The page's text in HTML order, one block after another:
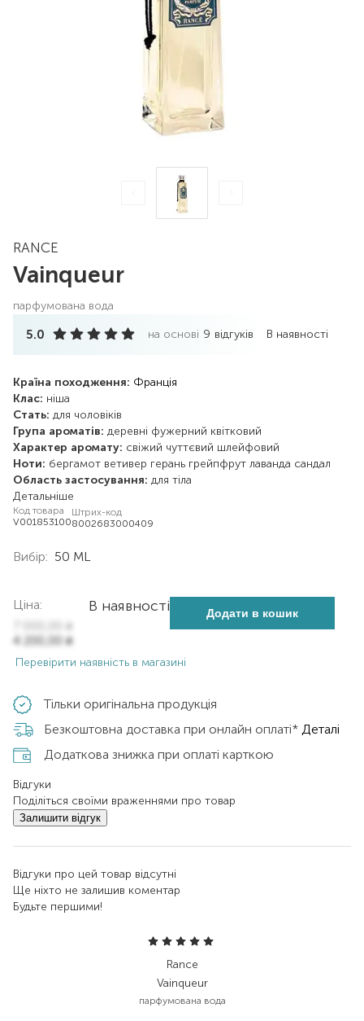
RANCE
Vainqueur
парфумована вода
5.0 на основі 9 відгуків В наявності
Країна походження: Франція
Клас: ніша
Стать: для чоловіків
Група ароматів: деревні фужерний квітковий
Характер аромату: свіжий чуттєвий шлейфовий
Ноти: бергамот ветивер герань грейпфрут лаванда сандал
Область застосування: для тіла
Детальніше
Код товара
V001853100
Штрих-код
8002683000409
Вибір: 50 ML
Ціна:
₴
4 200,00₴
В наявності Додати в кошик
Перевірити наявність в магазині
Тільки оригінальна продукція
Безкоштовна доставка при онлайн оплаті* Деталі
Додаткова знижка при оплаті карткою
Відгуки
Поділіться своїми враженнями про товар
Залишити відгук
Відгуки про цей товар відсутні
Ще ніхто не залишив коментар
Будьте першими!
Rance
Vainqueur
парфумована вода